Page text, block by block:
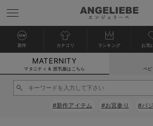
マタニティウェア全て
マタニティ ワンピース
マタニティ 下着・インナー全て
授乳ブラ・マタニティブラ（マタニティインナー・産後用品）
授乳服全て
マタニティ フォーマル全て
マタニティ スーツ
授乳用品全て
妊婦用 抱き枕・授乳クッション
マタニティレッグウェア全て
マタニティストッキング・タイツ
マタニティ ボディケア全て
アウトレット全て
【アウトレット】ワンピース
特集全て
再入荷全て
再入荷｜インナー
新作 カテゴリ ランキング お気
MATERNITY
マタニティ & 授乳服はこちら ベ
#新作アイテム #お宮参り #パ
カートに入れる
閉じる